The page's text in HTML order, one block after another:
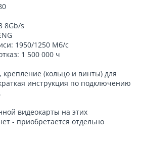
8Gb/s
1950/1250 Мб/с
1 500 000 ч
крепление (кольцо и винты) для
инструкция по подключению
видеокарты на этих
- приобретается отдельно